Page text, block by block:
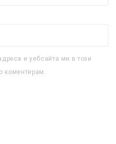
и уебсайта ми в този
коментирам.